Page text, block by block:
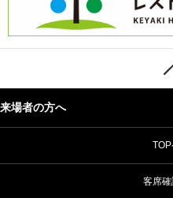
来場者の方へ
客席